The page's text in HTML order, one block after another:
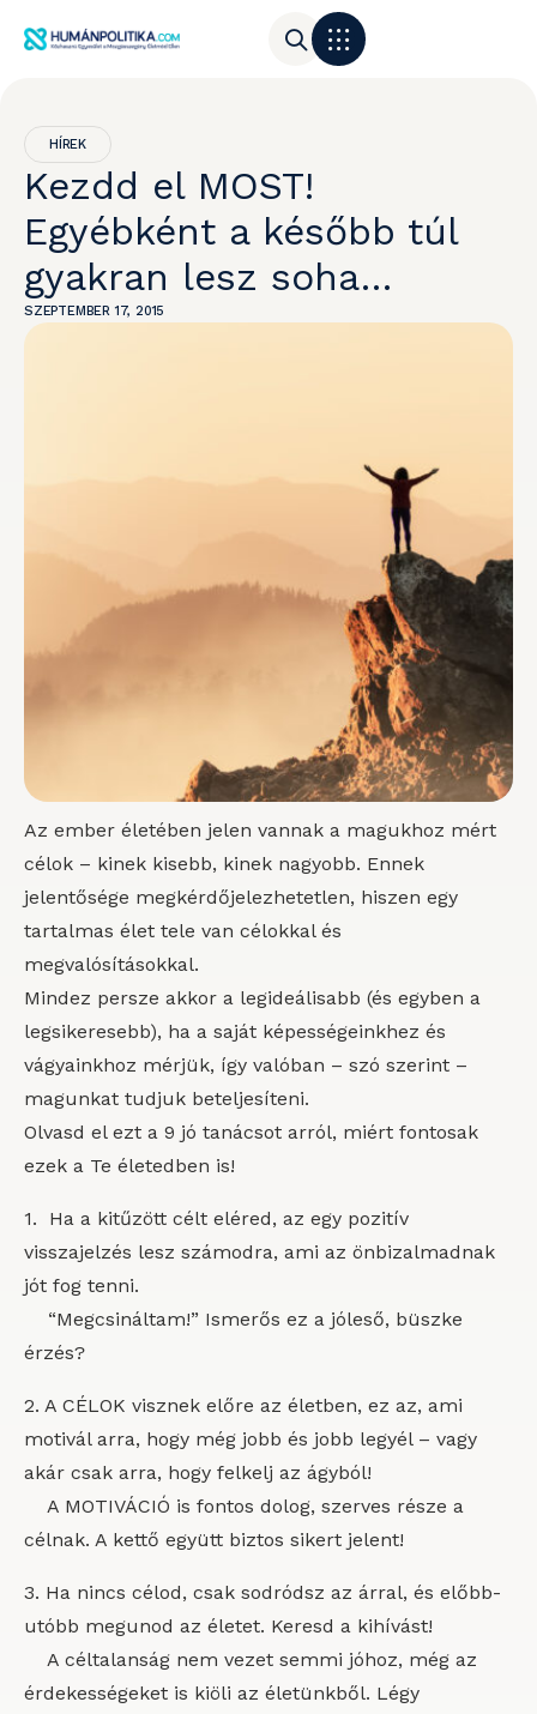
HÍREK
Kezdd el MOST!
Egyébként a később túl
gyakran lesz soha…
SZEPTEMBER 17, 2015
Az ember életében jelen vannak a magukhoz mért
célok – kinek kisebb, kinek nagyobb. Ennek
jelentősége megkérdőjelezhetetlen, hiszen egy
tartalmas élet tele van célokkal és
megvalósításokkal.
Mindez persze akkor a legideálisabb (és egyben a
legsikeresebb), ha a saját képességeinkhez és
vágyainkhoz mérjük, így valóban – szó szerint –
magunkat tudjuk beteljesíteni.
Olvasd el ezt a 9 jó tanácsot arról, miért fontosak
ezek a Te életedben is!
1. Ha a kitűzött célt eléred, az egy pozitív
visszajelzés lesz számodra, ami az önbizalmadnak
jót fog tenni.
“Megcsináltam!” Ismerős ez a jóleső, büszke
érzés?
2. A CÉLOK visznek előre az életben, ez az, ami
motivál arra, hogy még jobb és jobb legyél – vagy
akár csak arra, hogy felkelj az ágyból!
A MOTIVÁCIÓ is fontos dolog, szerves része a
célnak. A kettő együtt biztos sikert jelent!
3. Ha nincs célod, csak sodródsz az árral, és előbb-
utóbb megunod az életet. Keresd a kihívást!
A céltalanság nem vezet semmi jóhoz, még az
érdekességeket is kiöli az életünkből. Légy